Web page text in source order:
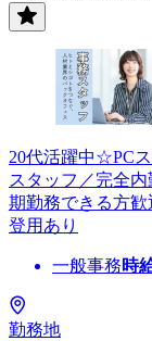
20代活躍中☆PC
スタッフ／完全
期勤務できる方
登用あり
一般事務時
勤務地